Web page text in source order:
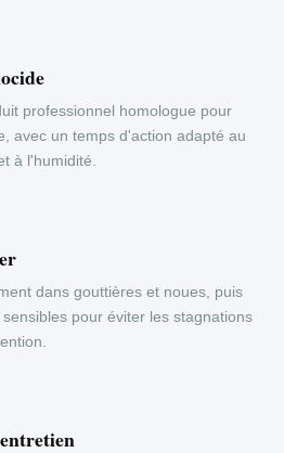
professionnel homologue pour
avec un temps d'action adapté au
à l'humidité.
dans gouttières et noues, puis
pour éviter les stagnations